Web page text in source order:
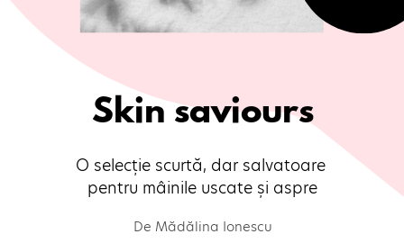
De Mădălina Ionescu
Skin saviours
O selecție scurtă, dar salvatoare
pentru mâinile uscate și aspre